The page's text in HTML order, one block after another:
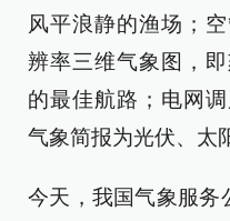
风平浪静的渔场；
辨率三维气象图，
的最佳航路；电网
气象简报为光伏、
今天，我国气象服务